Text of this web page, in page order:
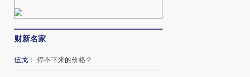
财新名家
伍戈 ： 停不下来的价格？